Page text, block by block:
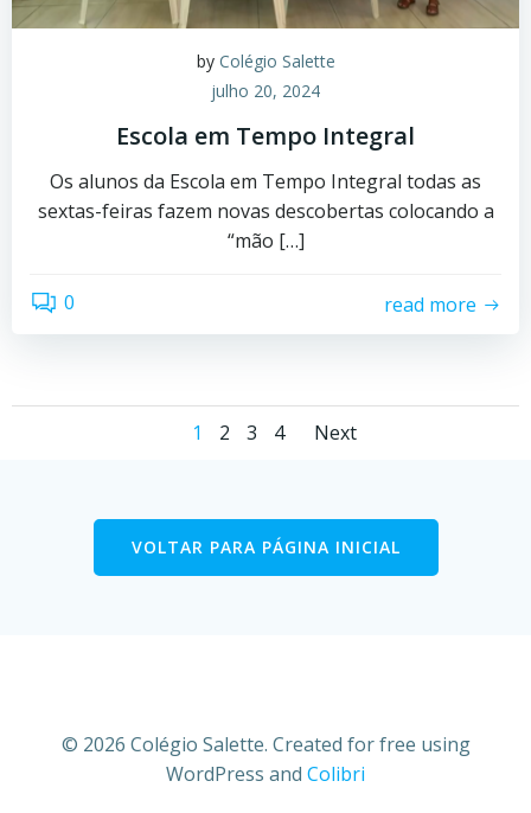
by Colégio Salette
julho 20, 2024
Escola em Tempo Integral
Os alunos da Escola em Tempo Integral todas as
sextas-feiras fazem novas descobertas colocando a
“mão […]
0 read more
Posts
navigation
Page
1 Page
2 Page
3 Page
4
Posts
Next
VOLTAR PARA PÁGINA INICIAL
© 2026 Colégio Salette. Created for free using
WordPress and Colibri